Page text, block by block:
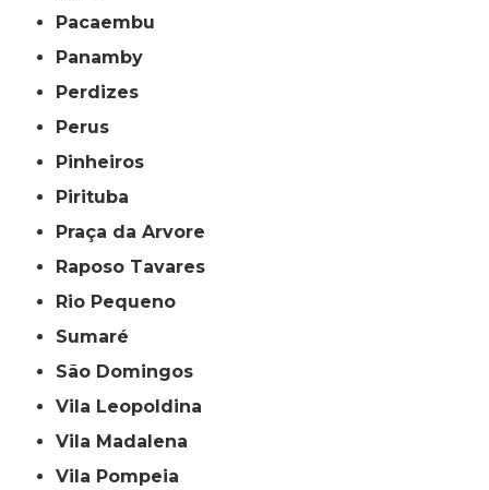
Pacaembu
Panamby
Perdizes
Perus
Pinheiros
Pirituba
Praça da Arvore
Raposo Tavares
Rio Pequeno
Sumaré
São Domingos
Vila Leopoldina
Vila Madalena
Vila Pompeia